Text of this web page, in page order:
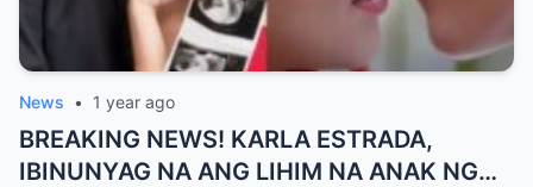
News • 1 year ago
BREAKING NEWS! KARLA ESTRADA,
IBINUNYAG NA ANG LIHIM NA ANAK NG